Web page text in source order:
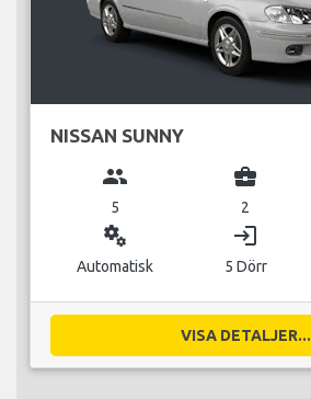
NISSAN SUNNY
group
5
business_center
2
miscellaneous_services
Automatisk
login
5 Dörr
VISA DETALJER...